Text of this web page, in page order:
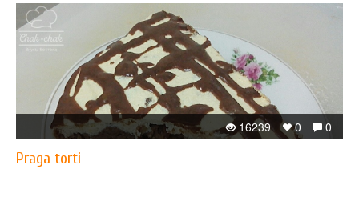
0
0
16239
Praga torti